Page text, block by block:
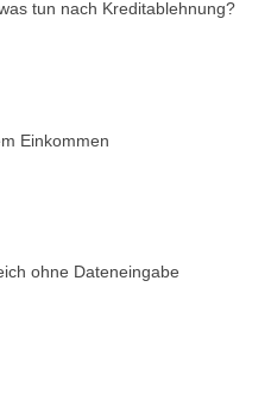
tun nach Kreditablehnung?
Einkommen
ohne Dateneingabe